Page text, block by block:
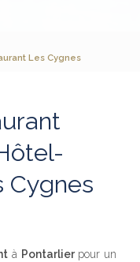
Les Cygnes
Cygnes
à Pontarlierpour un